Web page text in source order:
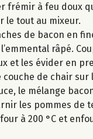
frémir à feu doux
le tout au mixeur.
de bacon en
râpé.
et les évider en
de chair sur
le mélange
les pommes de
à 200 °C et